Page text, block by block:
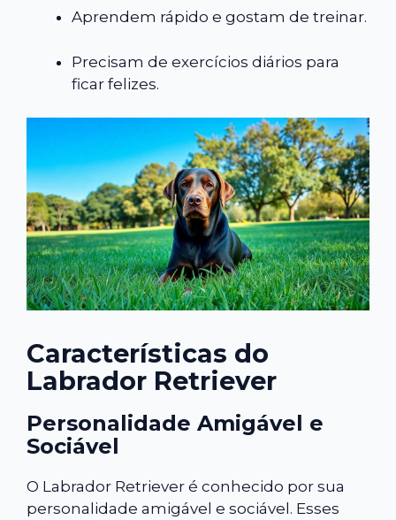
Aprendem rápido e gostam de treinar.
Precisam de exercícios diários para
ficar felizes.
Características do
Labrador Retriever
Personalidade Amigável e
Sociável
O Labrador Retriever é conhecido por sua
personalidade amigável e sociável. Esses